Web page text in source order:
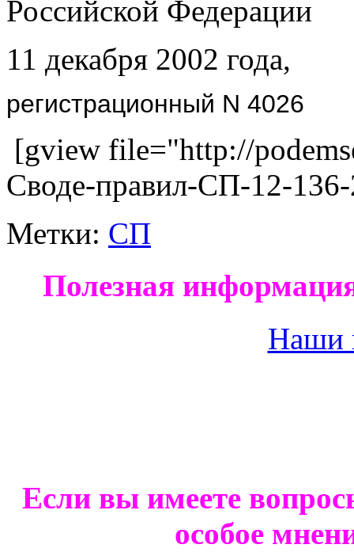
Российской Федерации
11 декабря 2002 года,
регистрационный N 4026
[gview file="http://
Своде-правил-СП-12-
Метки: СП
Полезная
Наши
Если вы имеете
особое